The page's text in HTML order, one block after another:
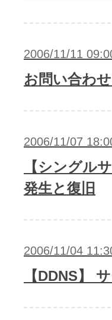
2006/11/11
お問い合わ
2006/11/07
【シングル
発生と復旧
2006/11/04
【DDNS】